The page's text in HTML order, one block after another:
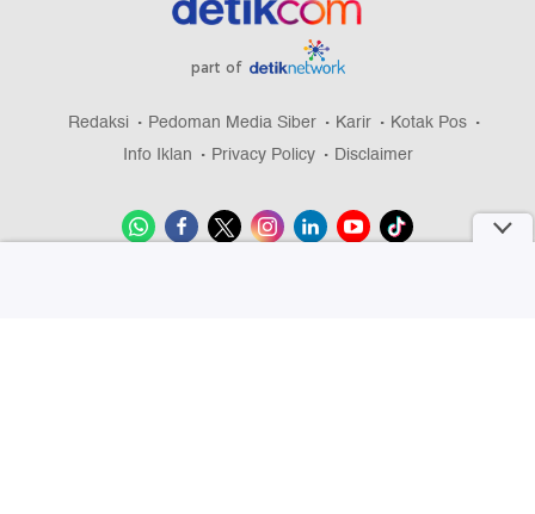
part of
Redaksi Pedoman Media Siber Karir
Kotak Pos
Info Iklan
Privacy Policy Disclaimer